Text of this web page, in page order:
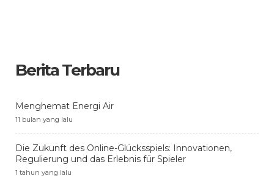
Berita Terbaru
Menghemat Energi Air
11 bulan yang lalu
Die Zukunft des Online-Glücksspiels: Innovationen,
Regulierung und das Erlebnis für Spieler
1 tahun yang lalu